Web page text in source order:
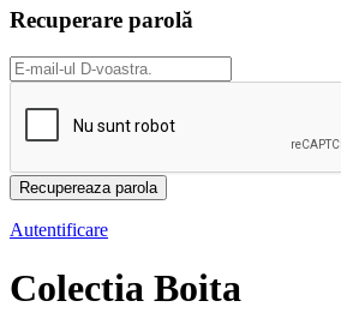
Recuperare parolă
Autentificare
Colectia Boita